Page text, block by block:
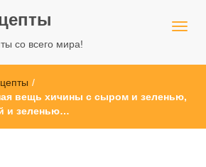
со всего мира!
/
вещь хичины с сыром и зеленью,
и зеленью…